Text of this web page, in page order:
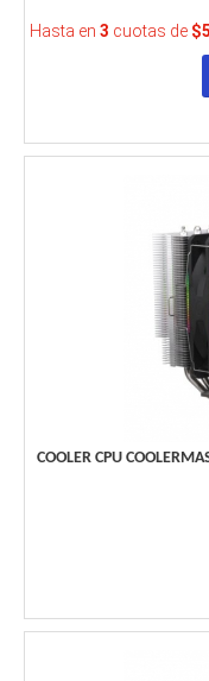
Hasta en 3 cuotas de
COOLER CPU